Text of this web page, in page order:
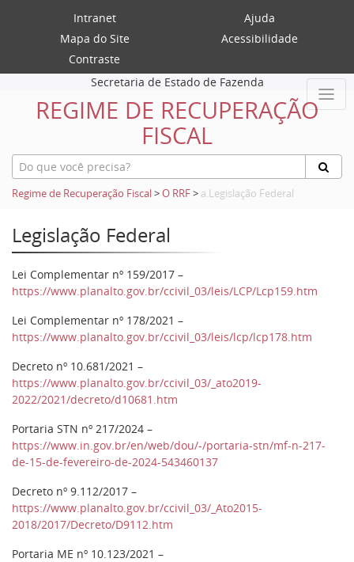
Intranet
Ajuda
Mapa do Site
Acessibilidade
Contraste
Secretaria de Estado de Fazenda
REGIME DE RECUPERAÇÃO
FISCAL
Regime de Recuperação Fiscal>O RRF> a.Legislação Federal
Legislação Federal
Lei Complementar nº 159/2017 –
https://www.planalto.gov.br/ccivil_03/leis/LCP/Lcp159.htm
Lei Complementar nº 178/2021 –
https://www.planalto.gov.br/ccivil_03/leis/lcp/lcp178.htm
Decreto nº 10.681/2021 –
https://www.planalto.gov.br/ccivil_03/_ato2019-
2022/2021/decreto/d10681.htm
Portaria STN nº 217/2024 –
https://www.in.gov.br/en/web/dou/-/portaria-stn/mf-n-217-
de-15-de-fevereiro-de-2024-543460137
Decreto nº 9.112/2017 –
https://www.planalto.gov.br/ccivil_03/_Ato2015-
2018/2017/Decreto/D9112.htm
Portaria ME nº 10.123/2021 –